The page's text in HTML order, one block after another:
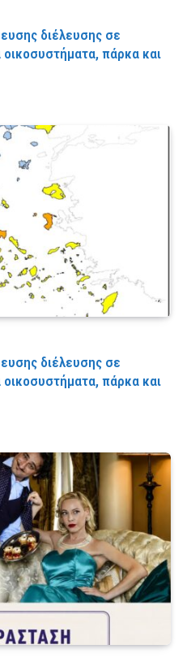
διέλευσης σε
οικοσυστήματα, πάρκα και
διέλευσης σε
οικοσυστήματα, πάρκα και